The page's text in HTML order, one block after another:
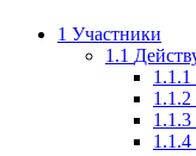
1 Участники
1.1
1.1.1
1.1.2
1.1.3
1.1.4